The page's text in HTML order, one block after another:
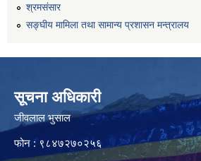
श्रमसंसार
सङ्घीय मामिला तथा सामान्य प्रशासन मन्त्रालय
सूचना अधिकारी
जीवलाल भुसाल
फोन : ९८४७२७०२५६